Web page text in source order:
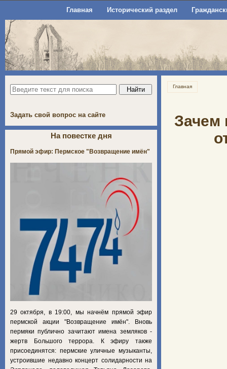
Главная Исторический раздел
Главная
Зачем
Задать свой вопрос на сайте
На повестке дня
Прямой эфир: Пермское "Возвращение имён"
29 октября, в 19:00, мы начнём прямой эфир
пермской акции "Возвращение имён". Вновь
пермяки публично зачитают имена земляков -
жертв Большого террора. К эфиру также
присоединятся: пермские уличные музыканты,
устроившие недавно концерт солидарности на